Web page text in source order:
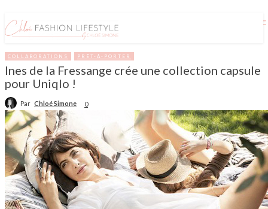
COLLABORATIONS PRÊT-À-PORTER
Ines de la Fressange crée une collection capsule
pour Uniqlo !
Par Chloé Simone 0